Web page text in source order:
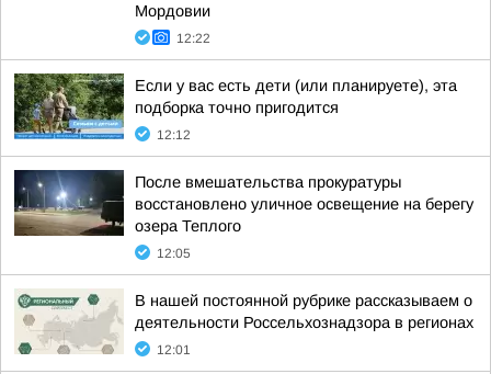
Мордовии
12:22
Если у вас есть дети (или планируете), эта
подборка точно пригодится
12:12
После вмешательства прокуратуры
восстановлено уличное освещение на берегу
озера Теплого
12:05
В нашей постоянной рубрике рассказываем о
деятельности Россельхознадзора в регионах
12:01